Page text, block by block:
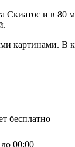
и в 80
картинами. В
бесплатно
до 00:00